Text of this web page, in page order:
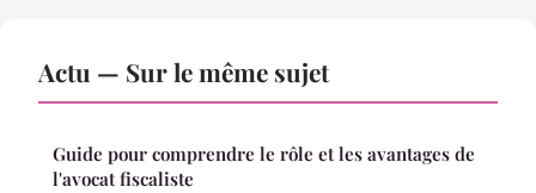
Actu — Sur le même sujet
Guide pour comprendre le rôle et les avantages de
l'avocat fiscaliste